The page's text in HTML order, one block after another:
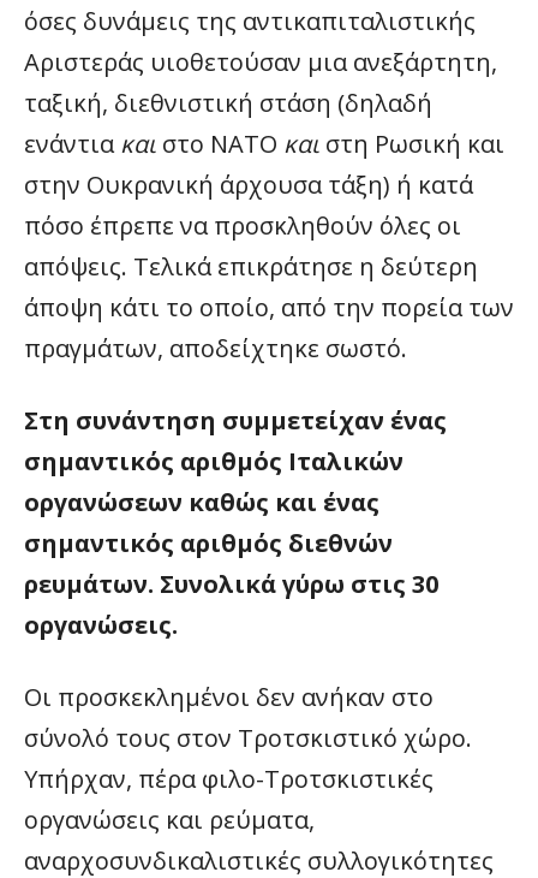
όσες δυνάμεις της αντικαπιταλιστικής
Αριστεράς υιοθετούσαν μια ανεξάρτητη,
ταξική, διεθνιστική στάση (δηλαδή
ενάντιακαι στο ΝΑΤΟ και στη Ρωσική και
στην Ουκρανική άρχουσα τάξη) ή κατά
πόσο έπρεπε να προσκληθούν όλες οι
απόψεις. Τελικά επικράτησε η δεύτερη
άποψη κάτι το οποίο, από την πορεία των
πραγμάτων, αποδείχτηκε σωστό.
Στη συνάντηση συμμετείχαν ένας
σημαντικός αριθμός Ιταλικών
οργανώσεων καθώς και ένας
σημαντικός αριθμός διεθνών
ρευμάτων. Συνολικά γύρω στις 30
οργανώσεις.
Οι προσκεκλημένοι δεν ανήκαν στο
σύνολό τους στον Τροτσκιστικό χώρο.
Υπήρχαν, πέρα φιλο-Τροτσκιστικές
οργανώσεις και ρεύματα,
αναρχοσυνδικαλιστικές συλλογικότητες